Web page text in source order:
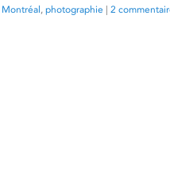
Montréal, photographie | 2